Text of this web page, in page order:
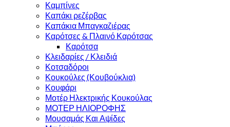
Καμπίνες
Καπάκι ρεζέρβας
Καπάκια Μπαγκαζιέρας
Καρότσες & Πλαινό Καρότσας
Καρότσα
Κλειδαρίες / Κλειδιά
Κοτσαδόροι
Κουκούλες (Κουβούκλια)
Κουφάρι
Μοτέρ Ηλεκτρικής Κουκούλας
ΜΟΤΕΡ ΗΛΙΟΡΟΦΗΣ
Μουσαμάς Και Αψίδες